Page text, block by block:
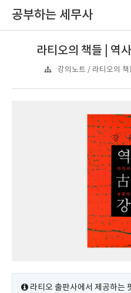
공부하는 세무사
라티오의 책들 | 역
강의노트 / 라티오의
라티오 출판사에서 제공하는